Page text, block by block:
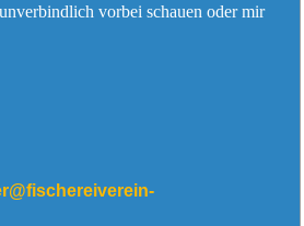
vorbei schauen oder mir